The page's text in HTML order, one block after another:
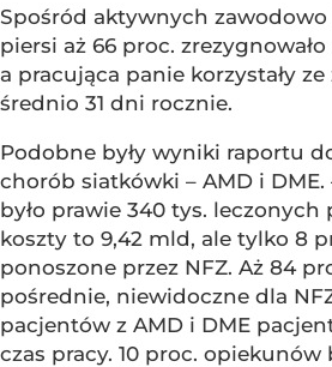
Spośród aktywnych
piersi aż 66 proc.
a pracująca panie korzystały
średnio 31 dni rocznie.
Podobne były wyniki raportu
chorób siatkówki – AMD i DME.
było prawie 340 tys. leczonych
koszty to 9,42 mld, ale tylko 8
ponoszone przez NFZ. Aż 84
pośrednie, niewidoczne dla
pacjentów z AMD i DME
czas pracy. 10 proc. opiekunów